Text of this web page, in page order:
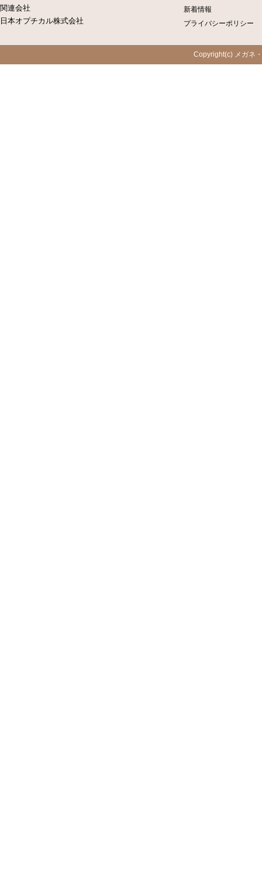
関連会社
日本オプチカル株式会社
新着情報
プライバシーポリシー
Copyright(c) メガネ